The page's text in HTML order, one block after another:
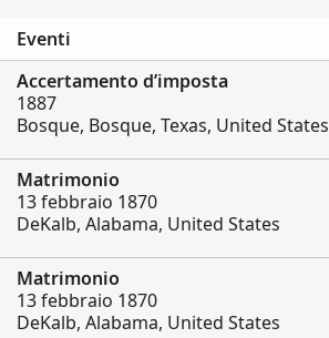
Eventi
Accertamento d’imposta
1887
Bosque, Bosque, Texas, United States
Matrimonio
13 febbraio 1870
DeKalb, Alabama, United States
Matrimonio
13 febbraio 1870
DeKalb, Alabama, United States